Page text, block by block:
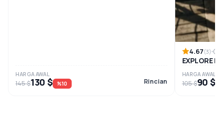
HARGA AWAL
145 $130 $ %10 Rincian
4.67(3)
EXPLORE
HARGA AWAL
105 $90 $